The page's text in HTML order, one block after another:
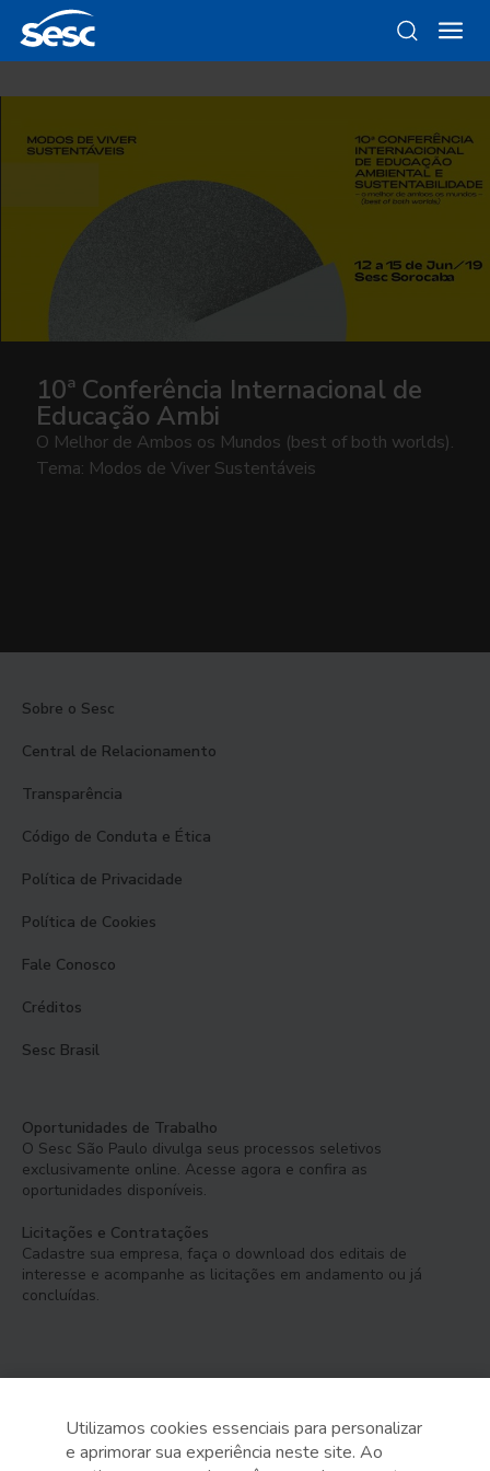
10ª Conferência Internacional de
Educação Ambi
O Melhor de Ambos os Mundos (best of both worlds).
Tema: Modos de Viver Sustentáveis
Sobre o Sesc
Central de Relacionamento
Transparência
Código de Conduta e Ética
Política de Privacidade
Política de Cookies
Fale Conosco
Créditos
Sesc Brasil
Oportunidades de Trabalho
O Sesc São Paulo divulga seus processos seletivos
exclusivamente online. Acesse agora e confira as
oportunidades disponíveis.
Licitações e Contratações
Cadastre sua empresa, faça o download dos editais de
interesse e acompanhe as licitações em andamento ou já
concluídas.
Serviço Social do Comércio
Utilizamos cookies essenciais para personalizar
e aprimorar sua experiência neste site. Ao